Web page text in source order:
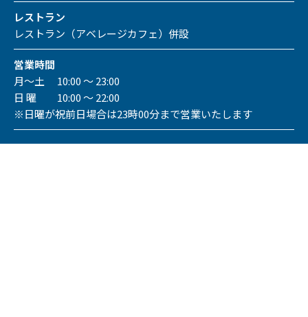
レストラン
レストラン（アベレージカフェ）併設
営業時間
月～土 10:00 ～ 23:00
日 曜 10:00 ～ 22:00
※日曜が祝前日場合は23時00分まで営業いたします